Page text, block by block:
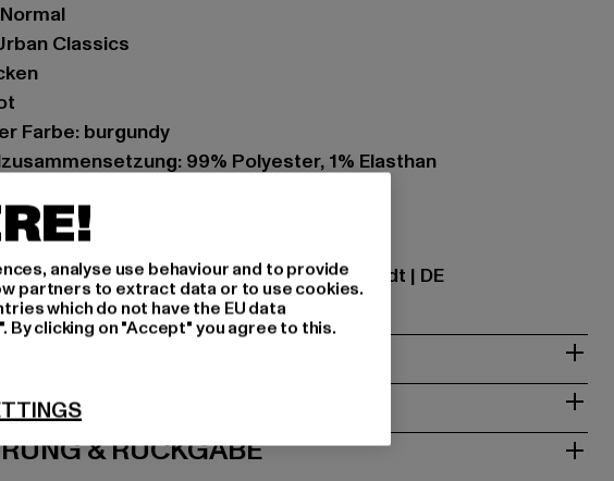
Classics
Farbe: burgundy
99% Polyester, 1% Elasthan
TB International GmbH |
Murjahn-Straße 7 | 64372 Ober-Ramstadt | DE
& RÜCKGABE
analyse use behaviour and to provide
partners to extract data or to use cookies.
which do not have the EU data
clicking on "Accept" you agree to this.